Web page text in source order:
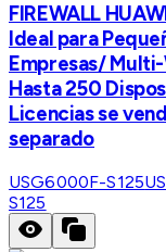
FIREWALL
Ideal para
Empresas/
Hasta 250
Licencias se
separado
USG6000F-S125
S125